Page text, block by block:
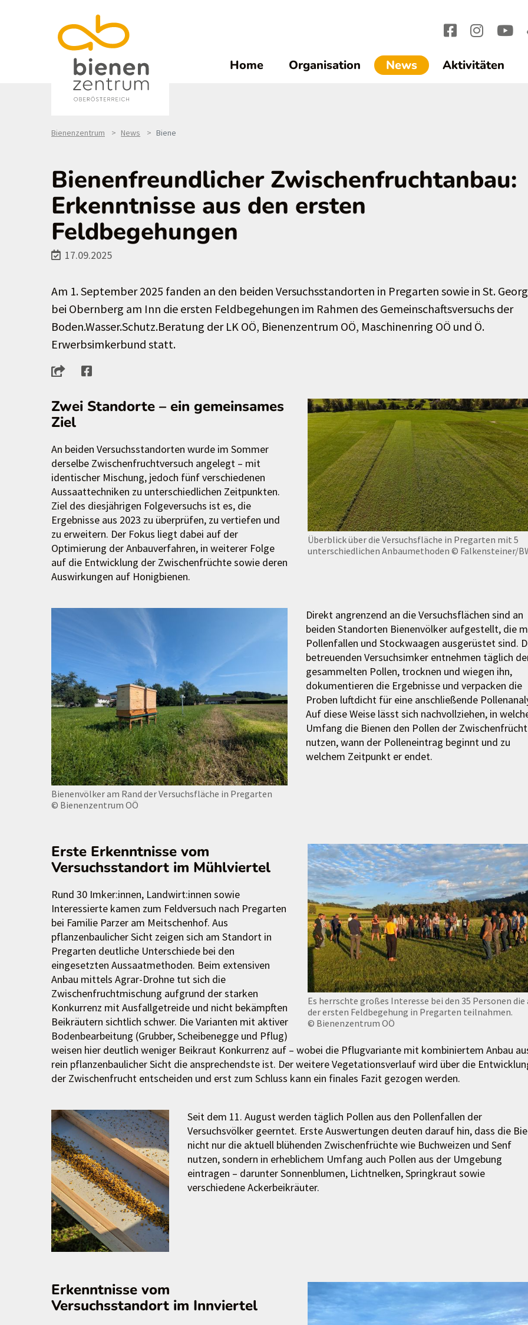
Home Organisation News(current)1
Aktivitäten
Bienenzentrum News Biene
Bienenfreundlicher Zwischenfruchtanbau:
Erkenntnisse aus den ersten
Feldbegehungen
17.09.2025
Am 1. September 2025 fanden an den beiden Versuchsstandorten in Pregarten sowie in St.
bei Obernberg am Inn die ersten Feldbegehungen im Rahmen des Gemeinschaftsversuchs der
Boden.Wasser.Schutz.Beratung der LK OÖ, Bienenzentrum OÖ, Maschinenring OÖ und Ö.
Erwerbsimkerbund statt.
Überblick über die Versuchsfläche in Pregarten mit 5
unterschiedlichen Anbaumethoden © Falkensteiner/
Zwei Standorte – ein gemeinsames
Ziel
An beiden Versuchsstandorten wurde im Sommer
derselbe Zwischenfruchtversuch angelegt – mit
identischer Mischung, jedoch fünf verschiedenen
Aussaattechniken zu unterschiedlichen Zeitpunkten.
Ziel des diesjährigen Folgeversuchs ist es, die
Ergebnisse aus 2023 zu überprüfen, zu vertiefen und
zu erweitern. Der Fokus liegt dabei auf der
Optimierung der Anbauverfahren, in weiterer Folge
auf die Entwicklung der Zwischenfrüchte sowie deren
Auswirkungen auf Honigbienen.
Bienenvölker am Rand der Versuchsfläche in Pregarten
© Bienenzentrum OÖ
Direkt angrenzend an die Versuchsflächen sind an
beiden Standorten Bienenvölker aufgestellt, die
Pollenfallen und Stockwaagen ausgerüstet sind.
betreuenden Versuchsimker entnehmen täglich
gesammelten Pollen, trocknen und wiegen ihn,
dokumentieren die Ergebnisse und verpacken die
Proben luftdicht für eine anschließende
Auf diese Weise lässt sich nachvollziehen, in
Umfang die Bienen den Pollen der
nutzen, wann der Polleneintrag beginnt und zu
welchem Zeitpunkt er endet.
Es herrschte großes Interesse bei den 35 Personen die
der ersten Feldbegehung in Pregarten teilnahmen.
© Bienenzentrum OÖ
Erste Erkenntnisse vom
Versuchsstandort im Mühlviertel
Rund 30 Imker:innen, Landwirt:innen sowie
Interessierte kamen zum Feldversuch nach Pregarten
bei Familie Parzer am Meitschenhof. Aus
pflanzenbaulicher Sicht zeigen sich am Standort in
Pregarten deutliche Unterschiede bei den
eingesetzten Aussaatmethoden. Beim extensiven
Anbau mittels Agrar-Drohne tut sich die
Zwischenfruchtmischung aufgrund der starken
Konkurrenz mit Ausfallgetreide und nicht bekämpften
Beikräutern sichtlich schwer. Die Varianten mit aktiver
Bodenbearbeitung (Grubber, Scheibenegge und Pflug)
weisen hier deutlich weniger Beikraut Konkurrenz auf – wobei die Pflugvariante mit kombiniertem Anbau
rein pflanzenbaulicher Sicht die ansprechendste ist. Der weitere Vegetationsverlauf wird über die
der Zwischenfrucht entscheiden und erst zum Schluss kann ein finales Fazit gezogen werden.
Seit dem 11. August werden täglich Pollen aus den Pollenfallen der
Versuchsvölker geerntet. Erste Auswertungen deuten darauf hin, dass die
nicht nur die aktuell blühenden Zwischenfrüchte wie Buchweizen und Senf
nutzen, sondern in erheblichem Umfang auch Pollen aus der Umgebung
eintragen – darunter Sonnenblumen, Lichtnelken, Springkraut sowie
verschiedene Ackerbeikräuter.
Erkenntnisse vom
Versuchsstandort im Innviertel